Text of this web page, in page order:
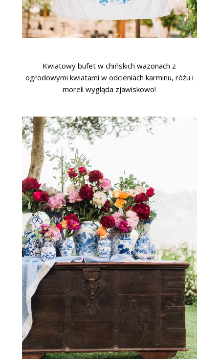
Kwiatowy bufet w chińskich wazonach z
ogrodowymi kwiatami w odcieniach karminu, różu i
moreli wygląda zjawiskowo!